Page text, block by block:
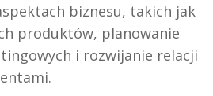
biznesu, takich jak
produktów, planowanie
i rozwijanie relacji